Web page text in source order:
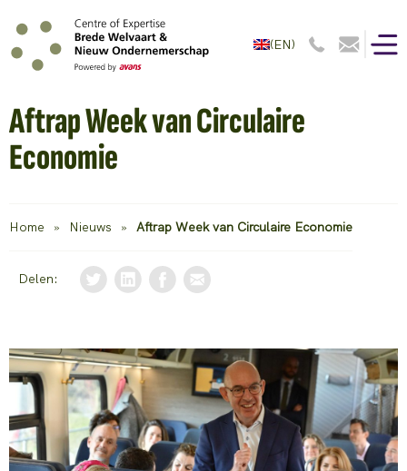
(EN)
Aftrap Week van Circulaire
Economie
Home » Nieuws » Aftrap Week van Circulaire Economie
Delen: